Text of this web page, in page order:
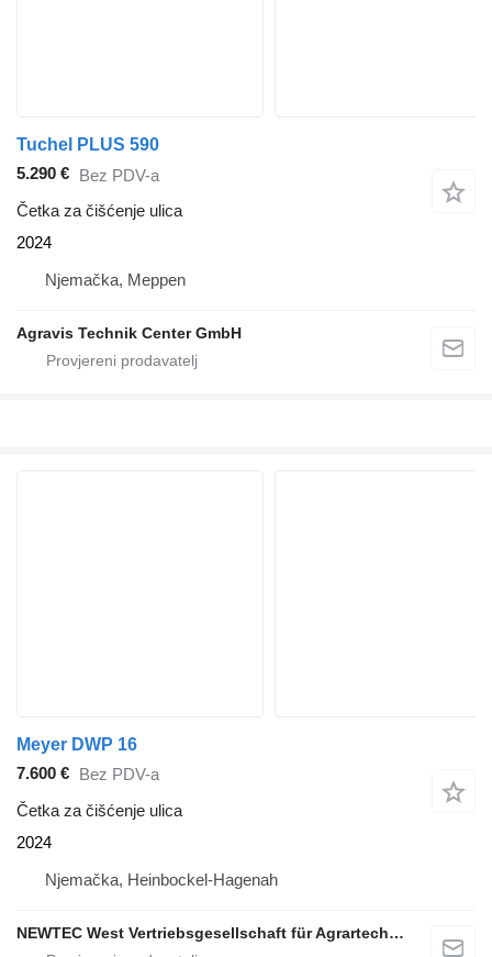
Tuchel PLUS 590
5.290 € Bez PDV-a
Četka za čišćenje ulica
2024
Njemačka, Meppen
Agravis Technik Center GmbH
Meyer DWP 16
7.600 € Bez PDV-a
Četka za čišćenje ulica
2024
Njemačka, Heinbockel-Hagenah
NEWTEC West Vertriebsgesellschaft für Agrartechnik mbH